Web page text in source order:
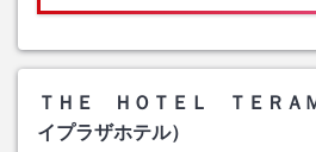
ＴＨＥ ＨＯＴＥＬ ＴＥＲＡ
イプラザホテル）